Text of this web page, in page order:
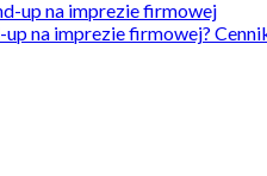
na imprezie firmowej?